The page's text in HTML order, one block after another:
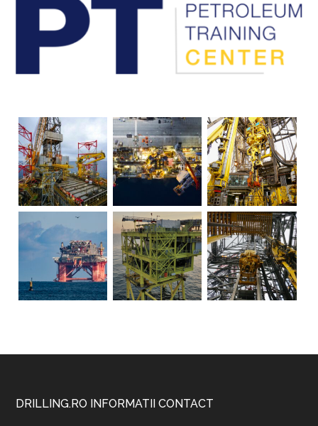
Footer
DRILLING.RO INFORMATII CONTACT